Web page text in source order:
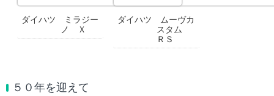
ダイハツ ミラジー
ノ Ｘ
ダイハツ ムーヴカ
スタム
ＲＳ
５０年を迎えて